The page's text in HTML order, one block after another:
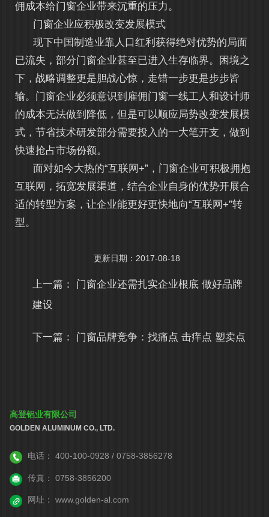
佣成本给门窗企业带来沉重的压力。
门窗企业应积极改变发展模式
现下中国制造业靠人口红利获得绝对优势的局面
已流失，部分门窗企业甚至已进入生存临界。困境之
下，战略调整更是胆战心惊，走错一步更是步步皆
输。门窗企业必须意识到雇佣门窗一线工人和设计师
的成本无法做到降低，但是可以顺应局势改变发展模
式，节省技术研发部分需要投入的一大笔开支，做到
快速抢占市场份额。
面对如今大热的“互联网+”，门窗企业可积极拥抱
互联网，拓宽发展渠道，结合企业自身的优势开展合
适的转型方案，让企业能更好更快地向“互联网+”转
型。
更新日期：2017-08-18
上一篇： 门窗企业还需扎实企业根底 做好品牌
建设
下一篇： 门窗品牌竞争：找痛点 击痒点 塑卖点
高登铝业有限公司
GOLDEN ALUMINUM CO., LTD.
电话： 400-100-0928 / 0758-3856278
传真： 0758-3856200
网址： www.golden-al.com